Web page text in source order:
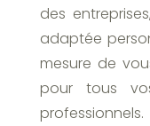
des
adaptée
mesure de
pour tous